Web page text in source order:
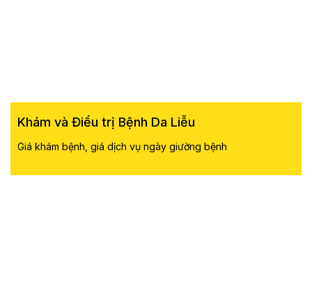
Khám và Điều trị Bệnh Da Liễu
Giá khám bệnh, giá dịch vụ ngày giường bệnh